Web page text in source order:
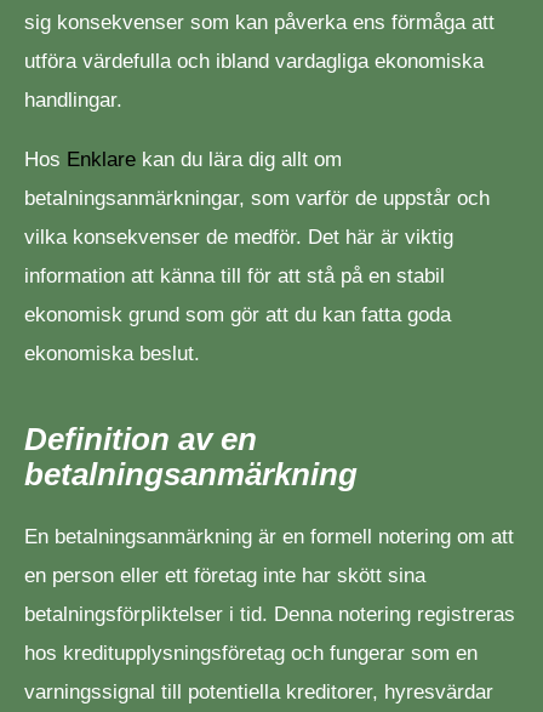
sig konsekvenser som kan påverka ens förmåga att
utföra värdefulla och ibland vardagliga ekonomiska
handlingar.
Hos Enklare kan du lära dig allt om
betalningsanmärkningar, som varför de uppstår och
vilka konsekvenser de medför. Det här är viktig
information att känna till för att stå på en stabil
ekonomisk grund som gör att du kan fatta goda
ekonomiska beslut.
Definition av en
betalningsanmärkning
En betalningsanmärkning är en formell notering om att
en person eller ett företag inte har skött sina
betalningsförpliktelser i tid. Denna notering registreras
hos kreditupplysningsföretag och fungerar som en
varningssignal till potentiella kreditorer, hyresvärdar